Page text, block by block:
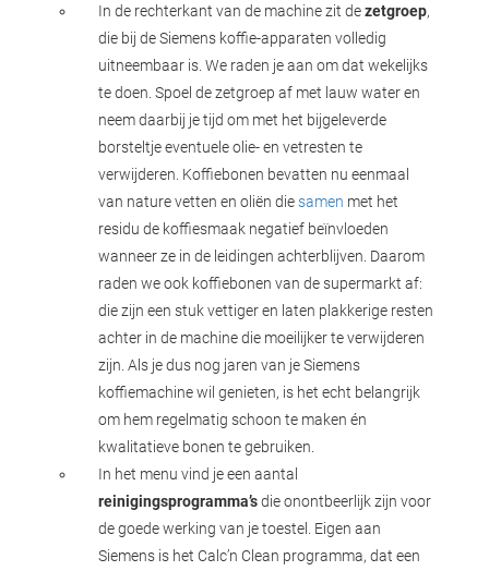
In de rechterkant van de machine zit dezetgroep,
die bij de Siemens koffie-apparaten volledig
uitneembaar is. We raden je aan om dat wekelijks
te doen. Spoel de zetgroep af met lauw water en
neem daarbij je tijd om met het bijgeleverde
borsteltje eventuele olie- en vetresten te
verwijderen. Koffiebonen bevatten nu eenmaal
van nature vetten en oliën diesamen met het
residu de koffiesmaak negatief beïnvloeden
wanneer ze in de leidingen achterblijven. Daarom
raden we ook koffiebonen van de supermarkt af:
die zijn een stuk vettiger en laten plakkerige resten
achter in de machine die moeilijker te verwijderen
zijn. Als je dus nog jaren van je Siemens
koffiemachine wil genieten, is het echt belangrijk
om hem regelmatig schoon te maken én
kwalitatieve bonen te gebruiken.
In het menu vind je een aantal
reinigingsprogramma’sdie onontbeerlijk zijn voor
de goede werking van je toestel. Eigen aan
Siemens is het Calc’n Clean programma, dat een